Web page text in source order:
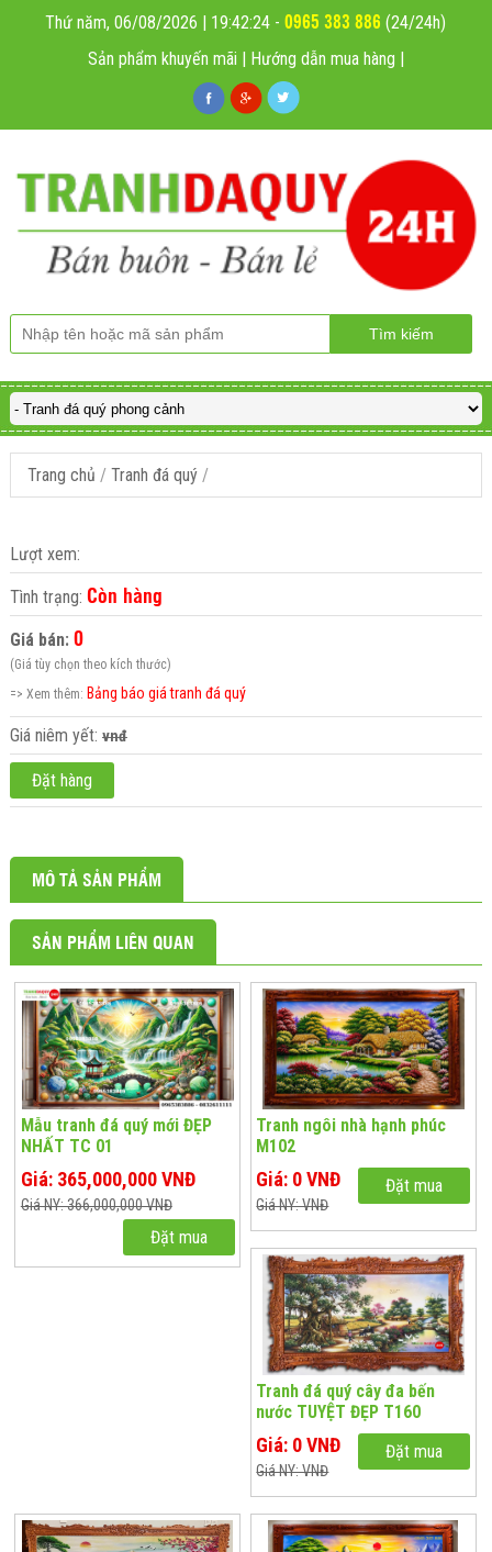
Thứ năm, 06/08/2026 | 19:42:25 - 0965 383 886(24/24h)
Sản phẩm khuyến mãi | Hướng dẫn mua hàng |
Trang chủ / Tranh đá quý/
Lượt xem:
Tình trạng: Còn hàng
Giá bán: 0
(Giá tùy chọn theo kích thước)
=> Xem thêm: Bảng báo giá tranh đá quý
Giá niêm yết: vnđ
Đặt hàng
MÔ TẢ SẢN PHẨM
SẢN PHẨM LIÊN QUAN
Mẫu tranh đá quý mới ĐẸP
NHẤT TC 01
Giá: 365,000,000 VNĐ
Giá NY: 366,000,000 VNĐ
Đặt mua
Tranh ngôi nhà hạnh phúc
M102
Giá: 0 VNĐ
Giá NY: VNĐ
Đặt mua
Tranh đá quý cây đa bến
nước TUYỆT ĐẸP T160
Giá: 0 VNĐ
Giá NY: VNĐ
Đặt mua